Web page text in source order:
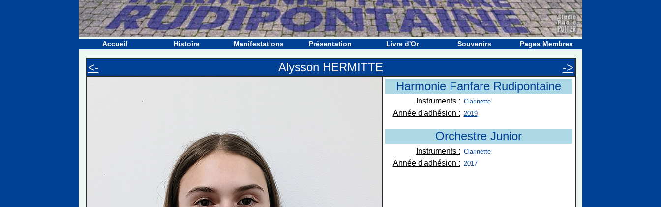
Accueil Histoire Manifestations Présentation Livre d'Or Souvenirs Pages Membres
<- Alysson HERMITTE
->
Harmonie Fanfare Rudipontaine
Instruments : Clarinette
Année d'adhésion : 2019
Orchestre Junior
Instruments : Clarinette
Année d'adhésion : 2017